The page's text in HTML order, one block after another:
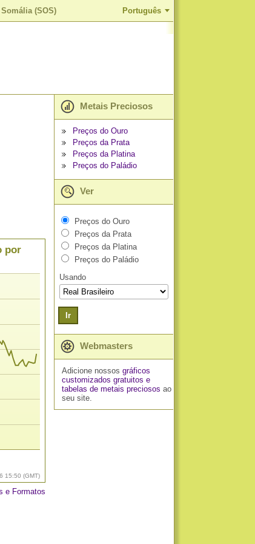
(SOS) Português
15:50 (GMT)
por
e Formatos
Metais Preciosos
Preços do Ouro
Preços da Prata
Preços da Platina
Preços do Paládio
Ver
Preços do Ouro
Preços da Prata
Preços da Platina
Preços do Paládio
Usando
Ir
Webmasters
Adicione nossos gráficos
customizados gratuitos e
tabelas de metais preciosos ao
seu site.